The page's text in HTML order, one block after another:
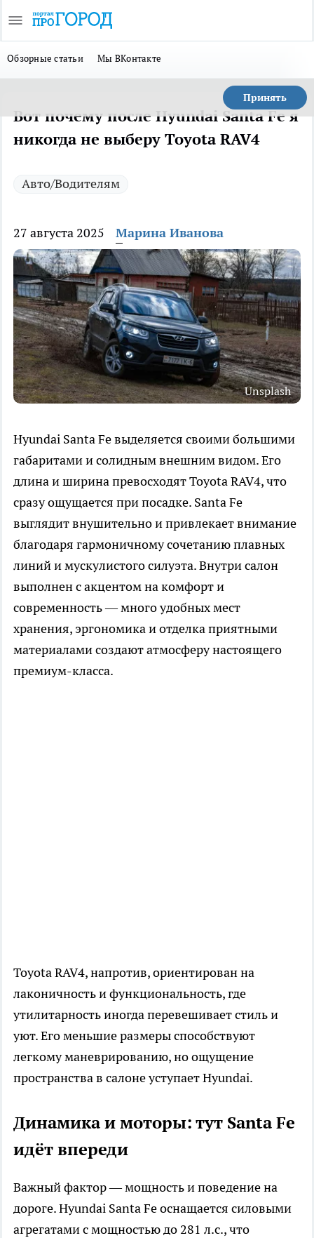
Обзорные статьи Мы ВКонтакте
Принять
Вот почему после Hyundai Santa Fe я
никогда не выберу Toyota RAV4
Авто/Водителям
27 августа 2025 Марина Иванова
Unsplash
Hyundai Santa Fe выделяется своими большими
габаритами и солидным внешним видом. Его
длина и ширина превосходят Toyota RAV4, что
сразу ощущается при посадке. Santa Fe
выглядит внушительно и привлекает внимание
благодаря гармоничному сочетанию плавных
линий и мускулистого силуэта. Внутри салон
выполнен с акцентом на комфорт и
современность — много удобных мест
хранения, эргономика и отделка приятными
материалами создают атмосферу настоящего
премиум-класса.
Toyota RAV4, напротив, ориентирован на
лаконичность и функциональность, где
утилитарность иногда перевешивает стиль и
уют. Его меньшие размеры способствуют
легкому маневрированию, но ощущение
пространства в салоне уступает Hyundai.
Динамика и моторы: тут Santa Fe
идёт впереди
Важный фактор — мощность и поведение на
дороге. Hyundai Santa Fe оснащается силовыми
агрегатами с мощностью до 281 л.с., что